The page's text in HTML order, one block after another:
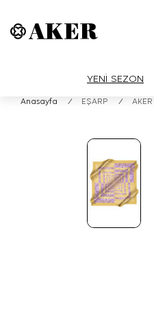
YENİ SEZON
Anasayfa / EŞARP / AKER